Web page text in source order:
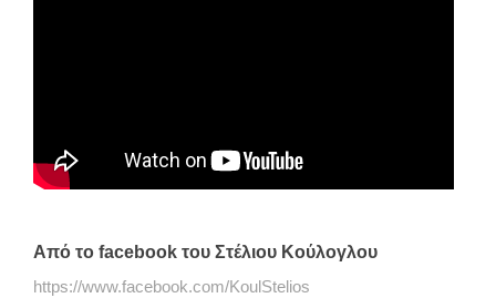
Από το facebook του Στέλιου Κούλογλου
https://www.facebook.com/KoulStelios